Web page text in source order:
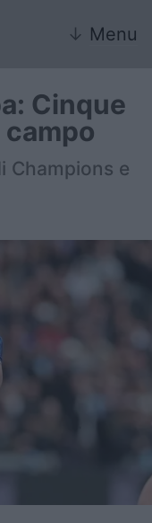
↓ Menu
Cinque
Champions e